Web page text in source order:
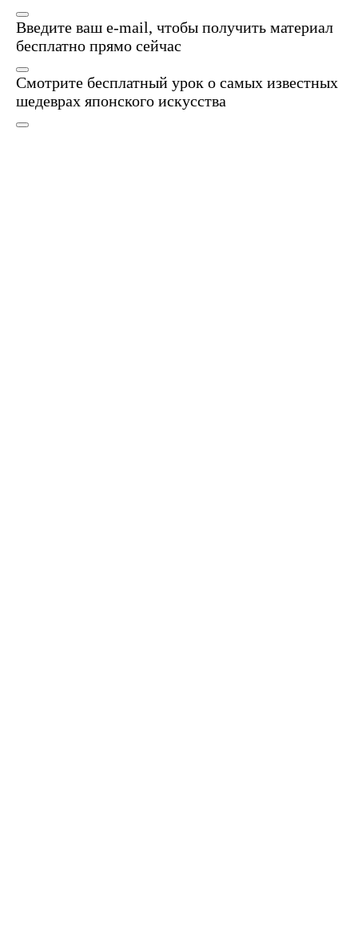
Введите ваш e-mail, чтобы получить материал
бесплатно прямо сейчас
Смотрите бесплатный урок о самых известных
шедеврах японского искусства